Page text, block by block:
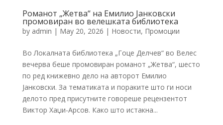
Романот „Жетва“ на Емилио Јанковски
промовиран во велешката библиотека
by admin | May 20, 2026 | Новости, Промоции
Во Локалната библиотека „Гоце Делчев“ во Велес
вечерва беше промовиран романот „Жетва“, шесто
по ред книжевно дело на авторот Емилио
Јанковски. За тематиката и пораките што ги носи
делото пред присутните говореше рецензентот
Виктор Хаџи-Арсов. Како што истакна...